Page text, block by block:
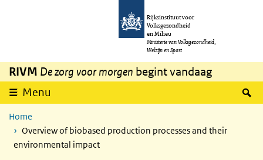
Overslaan en naar de inhoud gaan
Rijksinstituut voor
Volksgezondheid
en Milieu
Ministerie van Volksgezondheid,
Welzijn en Sport
RIVM De zorg voor morgen begint vandaag
Menu
Home
Overview of biobased production processes and their
environmental impact